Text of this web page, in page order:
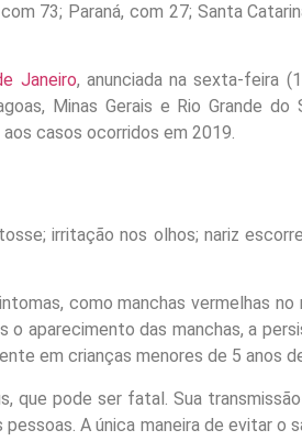
73; Paraná, com 27; Santa
Janeiro, anunciada na sexta-feira
Minas Gerais e Rio Grande do
casos ocorridos em 2019.
irritação nos olhos; nariz
como manchas vermelhas no
o aparecimento das manchas, a
em crianças menores de 5 anos
que pode ser fatal. Sua
A única maneira de evitar o